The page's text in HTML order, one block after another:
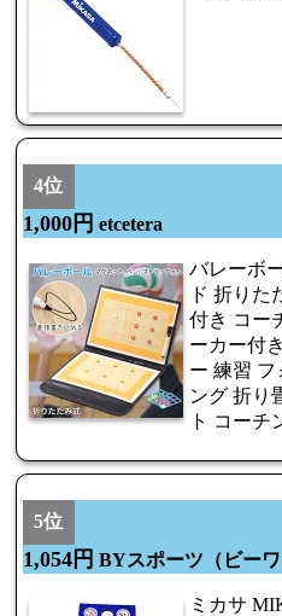
4位
1,000円 etcetera
バレーボ
ド 折りた
付き コー
ーカー付
ー 練習
ング 折り
ト コーチ
5位
1,054円 BYスポーツ（ビーワ
ミカサ